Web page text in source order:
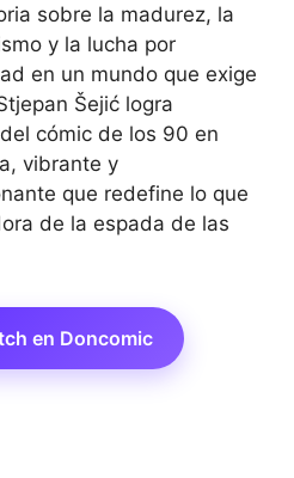
sobre la madurez, la
y la lucha por
en un mundo que exige
Šejić logra
cómic de los 90 en
vibrante y
que redefine lo que
de la espada de las
en Doncomic